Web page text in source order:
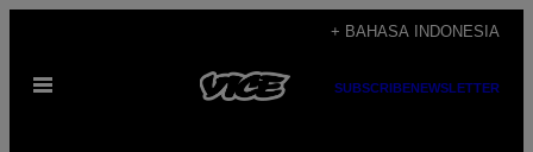
content
+ BAHASA INDONESIA
Open
SUBSCRIBENEWSLETTER